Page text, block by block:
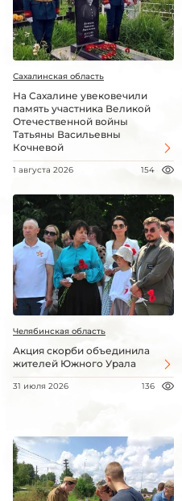
Сахалинская область
На Сахалине увековечили
память участника Великой
Отечественной войны
Татьяны Васильевны
Кочневой
1 августа 2026 154
Челябинская область
Акция скорби объединила
жителей Южного Урала
31 июля 2026 136